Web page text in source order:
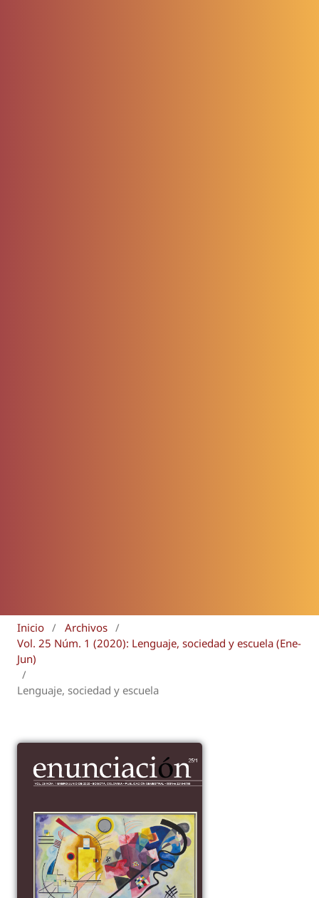
Inicio / Archivos /
Vol. 25 Núm. 1 (2020): Lenguaje, sociedad y escuela (Ene-
Jun)
/
Lenguaje, sociedad y escuela